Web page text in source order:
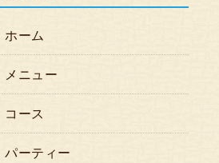
ホーム
メニュー
コース
パーティー